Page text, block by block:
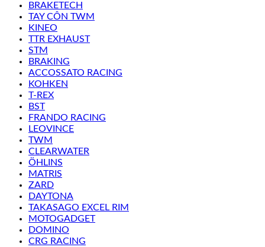
BRAKETECH
TAY CÔN TWM
KINEO
TTR EXHAUST
STM
BRAKING
ACCOSSATO RACING
KOHKEN
T-REX
BST
FRANDO RACING
LEOVINCE
TWM
CLEARWATER
ÖHLINS
MATRIS
ZARD
DAYTONA
TAKASAGO EXCEL RIM
MOTOGADGET
DOMINO
CRG RACING